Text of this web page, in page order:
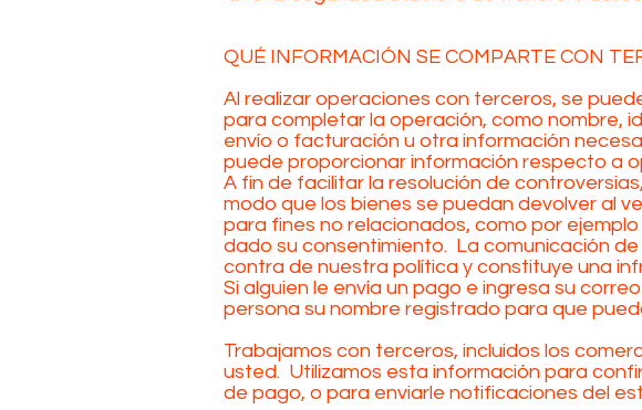
QUÉ INFORMACIÓN SE COMPARTE CON
Al realizar operaciones con terceros, se
para completar la operación, como nombre,
envío o facturación u otra información
puede proporcionar información respecto a
A fin de facilitar la resolución de
modo que los bienes se puedan devolver al
para fines no relacionados, como por
dado su consentimiento. La comunicación
contra de nuestra política y constituye una
Si alguien le envía un pago e ingresa su
persona su nombre registrado para que
Trabajamos con terceros, incluidos los
usted. Utilizamos esta información para
de pago, o para enviarle notificaciones del